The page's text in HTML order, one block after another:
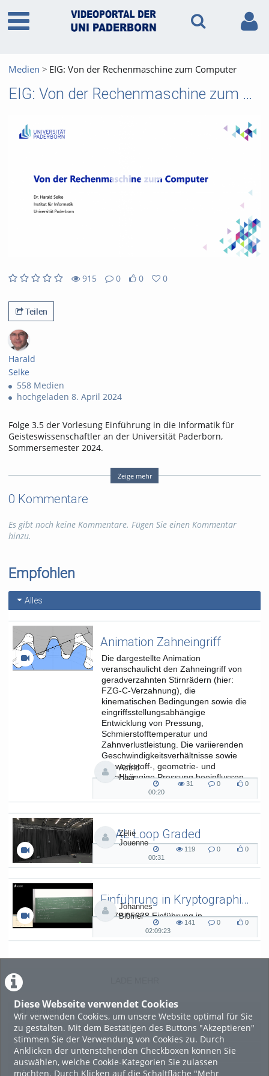
Diese Webseite verwendet Cookies
Wir verwenden Cookies, um unsere Website optimal für Sie
zu gestalten. Mit dem Bestätigen des Buttons "Akzeptieren"
stimmen Sie der Verwendung von Cookies zu. Durch
Anklicken der untenstehenden Checkboxen können Sie
auswählen, welche Cookie-Kategorien Sie zulassen
möchten. Durch Klicken auf die Schaltfläche "Mehr
Medien EIG: Von der Rechenmaschine zum Computer
EIG: Von der Rechenmaschine zum Computer
915
views
0
Kommentare
0
likes
0
favorites
Teilen
Harald
Selke
558 Medien
hochgeladen 8. April 2024
Folge 3.5 der Vorlesung Einführung in die Informatik für
Geisteswissenschaftler an der Universität Paderborn,
Sommersemester 2024.
00:00Einleitung
07:14Rechenmaschine von Gottfried Wilhelm Leibniz
12:55Mechanisierung des Webens
14:17
19:28Abschluss
Tags: eig
Kategorien: Studium und
Fakultät für
Elektrotechnik, Informatik und
Mathematik
Zeige mehr
0 Kommentare
Es gibt noch keine Kommentare. Fügen Sie einen Kommentar
hinzu.
Empfohlen
Alles
Animation Zahneingriff
Die dargestellte Animation
veranschaulicht den Zahneingriff von
geradverzahnten Stirnrädern (hier:
FZG-C-Verzahnung), die
kinematischen Bedingungen sowie die
eingriffsstellungsabhängige
Entwicklung von Pressung,
Schmierstofftemperatur und
Zahnverlustleistung. Die variierenden
Geschwindigkeitsverhältnisse sowie
die werkstoff-, geometrie- und
lastabhängige Pressung beeinflussen
Astrid
Haar
00:20
00:20
31
views
0
Kommentare
0
likes
SAAL Loop Graded
SAAL Musikinformatik
Zélie
Jouenne
00:31
00:31
119
views
0
Kommentare
0
likes
Einführung in Kryptographie (in English) 15
L.079.05638 Einführung in
Kryptographie (in English) - SoSe 26
Johannes
Blömer
02:09:23
02:09:23
141
views
0
Kommentare
0
likes
Beliebtheit
Bewertung
Kommentare